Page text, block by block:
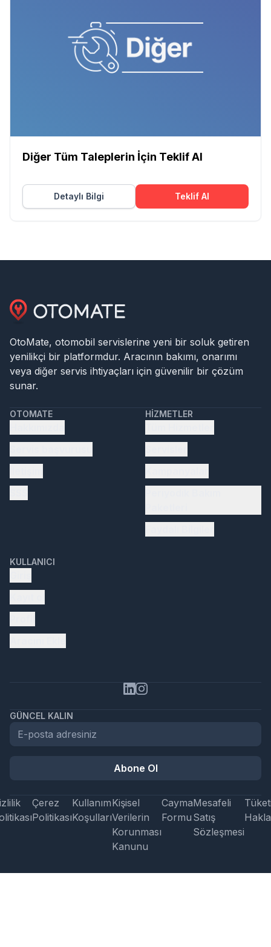
Diğer Tüm Taleplerin İçin Teklif Al
Detaylı Bilgi Teklif Al
OtoMate, otomobil servislerine yeni bir soluk getiren
yenilikçi bir platformdur. Aracının bakımı, onarımı
veya diğer servis ihtiyaçları için güvenilir bir çözüm
sunar.
OTOMATE HIZMETLER
KULLANICI
GÜNCEL KALIN
Abone Ol
Çerez
Politikası
Kullanım
Koşulları
Kişisel
Verilerin
Korunması
Kanunu
Cayma
Formu
Mesafeli
Satış
Sözleşmesi